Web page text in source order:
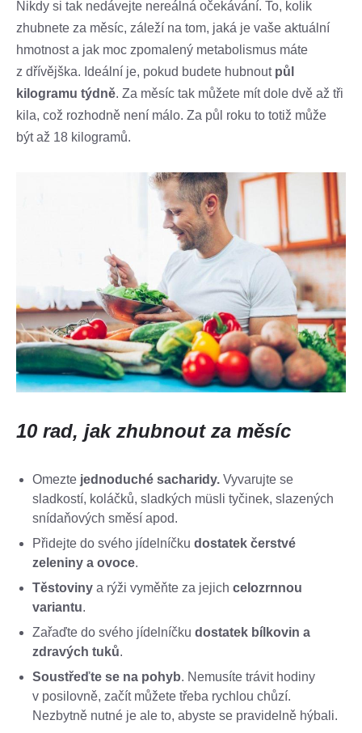
Nikdy si tak nedávejte nereálná očekávání. To, kolik
zhubnete za měsíc, záleží na tom, jaká je vaše aktuální
hmotnost a jak moc zpomalený metabolismus máte
z dřívějška. Ideální je, pokud budete hubnout půl
kilogramu týdně. Za měsíc tak můžete mít dole dvě až tři
kila, což rozhodně není málo. Za půl roku to totiž může
být až 18 kilogramů.
10 rad, jak zhubnout za měsíc
Omezte jednoduché sacharidy. Vyvarujte se
sladkostí, koláčků, sladkých müsli tyčinek, slazených
snídaňových směsí apod.
Přidejte do svého jídelníčku dostatek čerstvé
zeleniny a ovoce.
Těstoviny a rýži vyměňte za jejich celozrnnou
variantu.
Zařaďte do svého jídelníčku dostatek bílkovin a
zdravých tuků.
Soustřeďte se na pohyb. Nemusíte trávit hodiny
v posilovně, začít můžete třeba rychlou chůzí.
Nezbytně nutné je ale to, abyste se pravidelně hýbali.